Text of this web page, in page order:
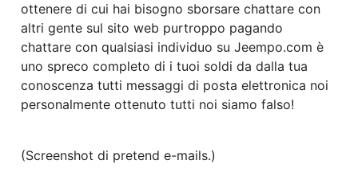
ottenere di cui hai bisogno sborsare chattare con
altri gente sul sito web purtroppo pagando
chattare con qualsiasi individuo su Jeempo.com è
uno spreco completo di i tuoi soldi da dalla tua
conoscenza tutti messaggi di posta elettronica noi
personalmente ottenuto tutti noi siamo falso!
(Screenshot di pretend e-mails.)